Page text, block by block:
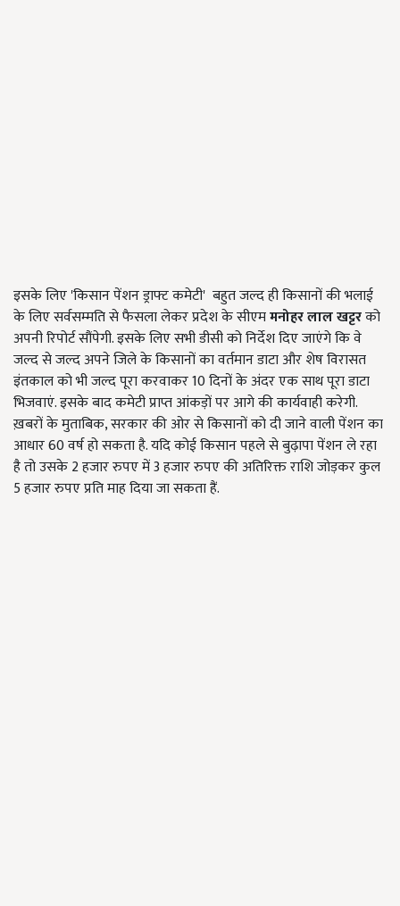
इसके लिए 'किसान पेंशन ड्राफ्ट कमेटी' बहुत जल्द ही किसानों की भलाई
के लिए सर्वसम्मति से फैसला लेकर प्रदेश के सीएममनोहर लाल खट्टरको
अपनी रिपोर्ट सौंपेगी. इसके लिए सभी डीसी को निर्देश दिए जाएंगे कि वे
जल्द से जल्द अपने जिले के किसानों का वर्तमान डाटा और शेष विरासत
इंतकाल को भी जल्द पूरा करवाकर 10 दिनों के अंदर एक साथ पूरा डाटा
भिजवाएं. इसके बाद कमेटी प्राप्त आंकड़ों पर आगे की कार्यवाही करेगी.
ख़बरों के मुताबिक, सरकार की ओर से किसानों को दी जाने वाली पेंशन का
आधार 60 वर्ष हो सकता है. यदि कोई किसान पहले से बुढ़ापा पेंशन ले रहा
है तो उसके 2 हजार रुपए में 3 हजार रुपए की अतिरिक्त राशि जोड़कर कुल
5 हजार रुपए प्रति माह दिया जा सकता हैं.